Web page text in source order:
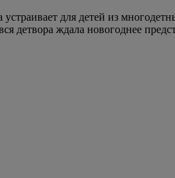
для детей из
детвора ждала новогоднее